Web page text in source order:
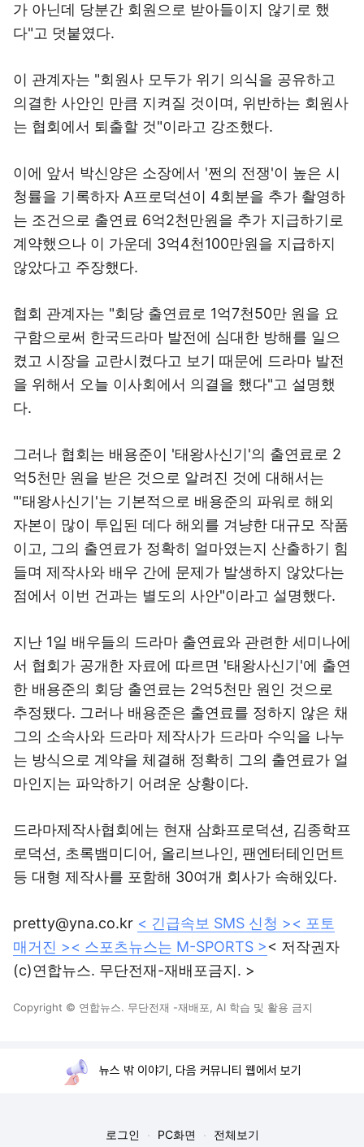
가 아닌데 당분간 회원으로 받아들이지 않기로 했
다"고 덧붙였다.
이 관계자는 "회원사 모두가 위기 의식을 공유하고
의결한 사안인 만큼 지켜질 것이며, 위반하는 회원사
는 협회에서 퇴출할 것"이라고 강조했다.
이에 앞서 박신양은 소장에서 '쩐의 전쟁'이 높은 시
청률을 기록하자 A프로덕션이 4회분을 추가 촬영하
는 조건으로 출연료 6억2천만원을 추가 지급하기로
계약했으나 이 가운데 3억4천100만원을 지급하지
않았다고 주장했다.
협회 관계자는 "회당 출연료로 1억7천50만 원을 요
구함으로써 한국드라마 발전에 심대한 방해를 일으
켰고 시장을 교란시켰다고 보기 때문에 드라마 발전
을 위해서 오늘 이사회에서 의결을 했다"고 설명했
다.
그러나 협회는 배용준이 '태왕사신기'의 출연료로 2
억5천만 원을 받은 것으로 알려진 것에 대해서는
"'태왕사신기'는 기본적으로 배용준의 파워로 해외
자본이 많이 투입된 데다 해외를 겨냥한 대규모 작품
이고, 그의 출연료가 정확히 얼마였는지 산출하기 힘
들며 제작사와 배우 간에 문제가 발생하지 않았다는
점에서 이번 건과는 별도의 사안"이라고 설명했다.
지난 1일 배우들의 드라마 출연료와 관련한 세미나에
서 협회가 공개한 자료에 따르면 '태왕사신기'에 출연
한 배용준의 회당 출연료는 2억5천만 원인 것으로
추정됐다. 그러나 배용준은 출연료를 정하지 않은 채
그의 소속사와 드라마 제작사가 드라마 수익을 나누
는 방식으로 계약을 체결해 정확히 그의 출연료가 얼
마인지는 파악하기 어려운 상황이다.
드라마제작사협회에는 현재 삼화프로덕션, 김종학프
로덕션, 초록뱀미디어, 올리브나인, 팬엔터테인먼트
등 대형 제작사를 포함해 30여개 회사가 속해있다.
pretty@yna.co.kr < 긴급속보 SMS 신청 >< 포토
매거진 >< 스포츠뉴스는 M-SPORTS >< 저작권자
(c)연합뉴스. 무단전재-재배포금지. >
Copyright © 연합뉴스. 무단전재 -재배포, AI 학습 및 활용 금지
뉴스 밖 이야기, 다음 커뮤니티 웹에서 보기
로그인 PC화면 전체보기